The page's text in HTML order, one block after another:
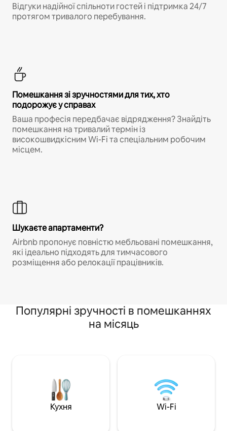
Відгуки надійної спільноти гостей і підтримка 24/7
протягом тривалого перебування.
Помешкання зі зручностями для тих, хто
подорожує у справах
Ваша професія передбачає відрядження? Знайдіть
помешкання на тривалий термін із
високошвидкісним Wi-Fi та спеціальним робочим
місцем.
Шукаєте апартаменти?
Airbnb пропонує повністю мебльовані помешкання,
які ідеально підходять для тимчасового
розміщення або релокації працівників.
Популярні зручності в помешканнях
на місяць
Кухня Wi-Fi